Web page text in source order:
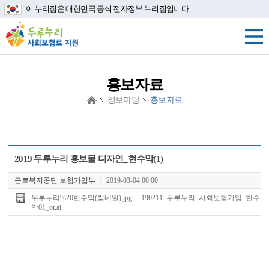
이 누리집은 대한민국 공식 전자정부 누리집입니다.
홍보자료
정보마당 홍보자료
2019 두루누리 홍보물 디자인_현수막(1)
근로복지공단 보험가입부 2019-03-04 00:00
두루누리%20현수막(썸네일).jpg
190211_두루누리_사회보험가임_현수
막01_ot.ai